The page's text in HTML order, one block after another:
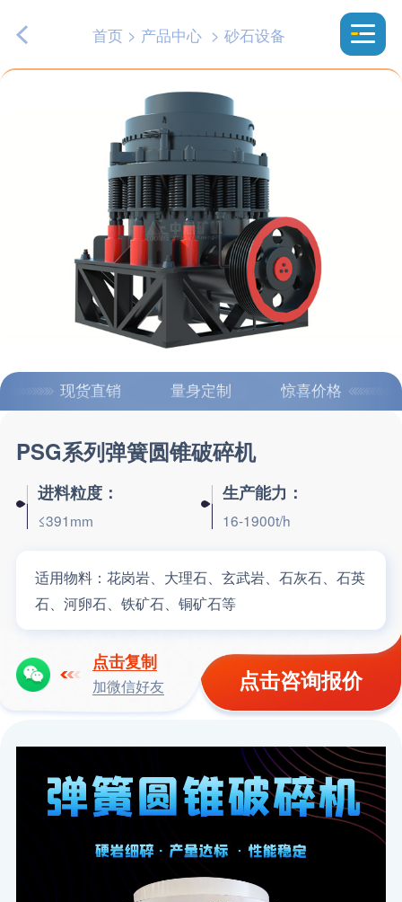
首页> 产品中心> 砂石设备
现货直销 量身定制 惊喜价格
PSG系列弹簧圆锥破碎机
进料粒度：
≤391mm
生产能力：
16-1900t/h
适用物料： 花岗岩、大理石、玄武岩、石灰石、石英
石、河卵石、铁矿石、铜矿石等
点击复制
加微信好友 点击咨询报价